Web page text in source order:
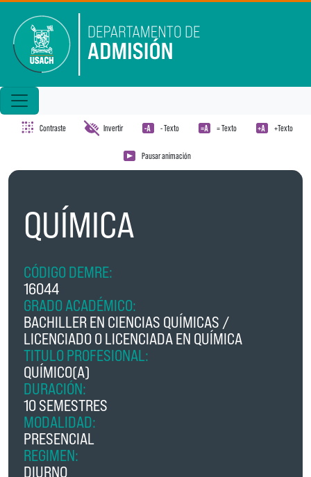
Contraste Invertir - Texto = Texto +Texto
Pausar animación
QUÍMICA
CÓDIGO DEMRE:
16044
GRADO ACADÉMICO:
BACHILLER EN CIENCIAS QUÍMICAS /
LICENCIADO O LICENCIADA EN QUÍMICA
TITULO PROFESIONAL:
QUÍMICO(A)
DURACIÓN:
10 SEMESTRES
MODALIDAD:
PRESENCIAL
REGIMEN:
DIURNO